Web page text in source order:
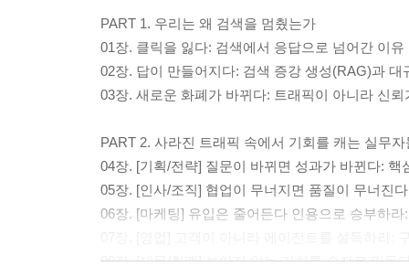
PART 1. 우리는 왜 검색을 멈췄는가
01장. 클릭을 잃다: 검색에서 응답으로 넘어간 이유
02장. 답이 만들어지다: 검색 증강 생성(RAG)과
03장. 새로운 화폐가 바뀌다: 트래픽이 아니라 신뢰
PART 2. 사라진 트래픽 속에서 기회를 캐는 실무자
04장. [기획/전략] 질문이 바뀌면 성과가 바뀐다: 핵
05장. [인사/조직] 협업이 무너지면 품질이 무너진
06장. [마케팅] 유입은 줄어든다 인용으로 승부하
08장. [재무/회계] 보이지 않는 가치를 숫자로 만들